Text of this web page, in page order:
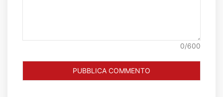
0/600
PUBBLICA COMMENTO